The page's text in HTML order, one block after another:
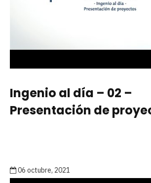
Ingenio al día – 02 –
Presentación de
06 octubre, 2021